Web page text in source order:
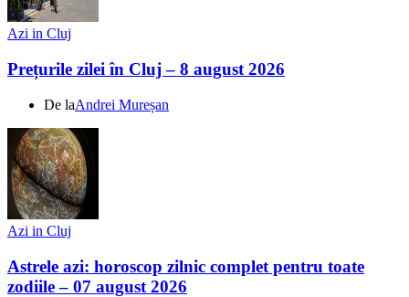
Azi in Cluj
Prețurile zilei în Cluj – 8 august 2026
De laAndrei Mureșan
Azi in Cluj
Astrele azi: horoscop zilnic complet pentru toate
zodiile – 07 august 2026